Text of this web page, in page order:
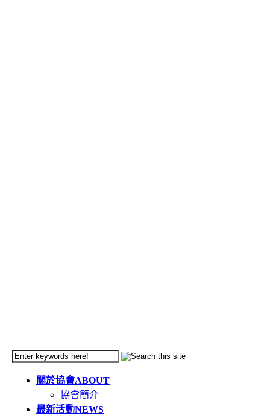
關於協會ABOUT
協會簡介
最新活動NEWS